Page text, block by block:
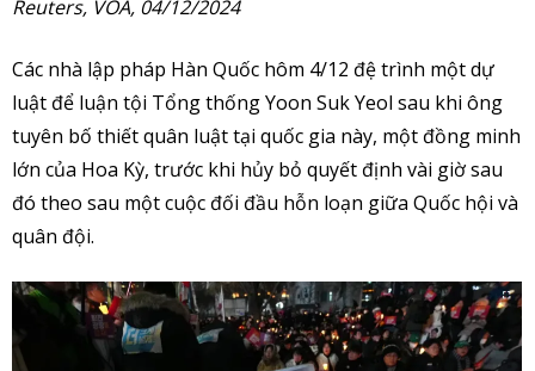
Reuters, VOA, 04/12/2024
Các nhà lập pháp Hàn Quốc hôm 4/12 đệ trình một dự
luật để luận tội Tổng thống Yoon Suk Yeol sau khi ông
tuyên bố thiết quân luật tại quốc gia này, một đồng minh
lớn của Hoa Kỳ, trước khi hủy bỏ quyết định vài giờ sau
đó theo sau một cuộc đối đầu hỗn loạn giữa Quốc hội và
quân đội.